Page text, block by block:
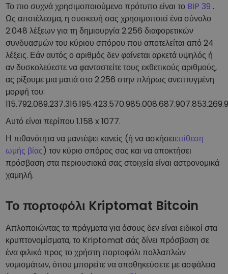
Το πιο συχνά χρησιμοποιούμενο πρότυπο είναι το BIP 39 .
Ως αποτέλεσμα, η συσκευή σας χρησιμοποιεί ένα σύνολο
2.048 λέξεων για τη δημιουργία 2.256 διαφορετικών
συνδυασμών του κύριου σπόρου που αποτελείται από 24
λέξεις. Εάν αυτός ο αριθμός δεν φαίνεται αρκετά υψηλός ή
αν δυσκολεύεστε να φανταστείτε τους εκθετικούς αριθμούς,
ας ρίξουμε μια ματιά στο 2.256 στην πλήρως ανεπτυγμένη
μορφή του:
Αυτό είναι περίπου 1.158 x 1077.
Η πιθανότητα να μαντέψει κανείς (ή να ασκήσειεπίθεση
ωμής βίας) τον κύριο σπόρος σας και να αποκτήσει
πρόσβαση στα περιουσιακά σας στοιχεία είναι αστρονομικά
χαμηλή.
Το πορτοφόλι Kriptomat Bitcoin
Απλοποιώντας τα πράγματα για όσους δεν είναι ειδικοί στα
κρυπτονομίσματα, το Kriptomat σάς δίνει πρόσβαση σε
ένα φιλικό προς το χρήστη πορτοφόλι πολλαπλών
νομισμάτων, όπου μπορείτε να αποθηκεύσετε με ασφάλεια